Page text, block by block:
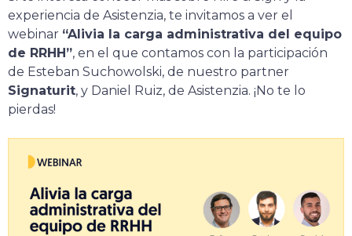
experiencia de Asistenzia, te invitamos a ver el
webinar “Alivia la carga administrativa del equipo
de RRHH”, en el que contamos con la participación
de Esteban Suchowolski, de nuestro partner
Signaturit, y Daniel Ruiz, de Asistenzia. ¡No te lo
pierdas!